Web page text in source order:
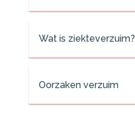
Wat is ziekteverzuim?
Oorzaken verzuim